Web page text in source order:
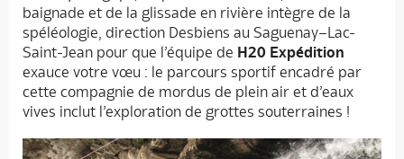
baignade et de la glissade en rivière intègre de la
spéléologie, direction Desbiens au Saguenay–Lac-
Saint-Jean pour que l’équipe de H20 Expédition
exauce votre vœu : le parcours sportif encadré par
cette compagnie de mordus de plein air et d’eaux
vives inclut l’exploration de grottes souterraines !